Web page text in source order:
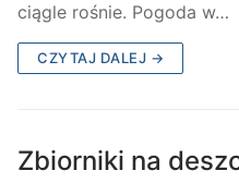
ciągle rośnie. Pogoda w…
CZYTAJ DALEJ →
Zbiorniki na